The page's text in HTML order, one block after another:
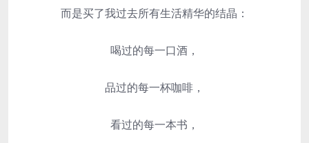
而是买了我过去所有生活精华的结晶：
喝过的每一口酒，
品过的每一杯咖啡，
看过的每一本书，